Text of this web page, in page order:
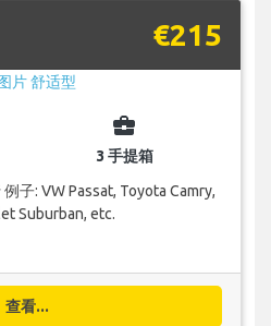
€215
business_center
3 手提箱
子: VW Passat, Toyota Camry,
Suburban, etc.
查看...